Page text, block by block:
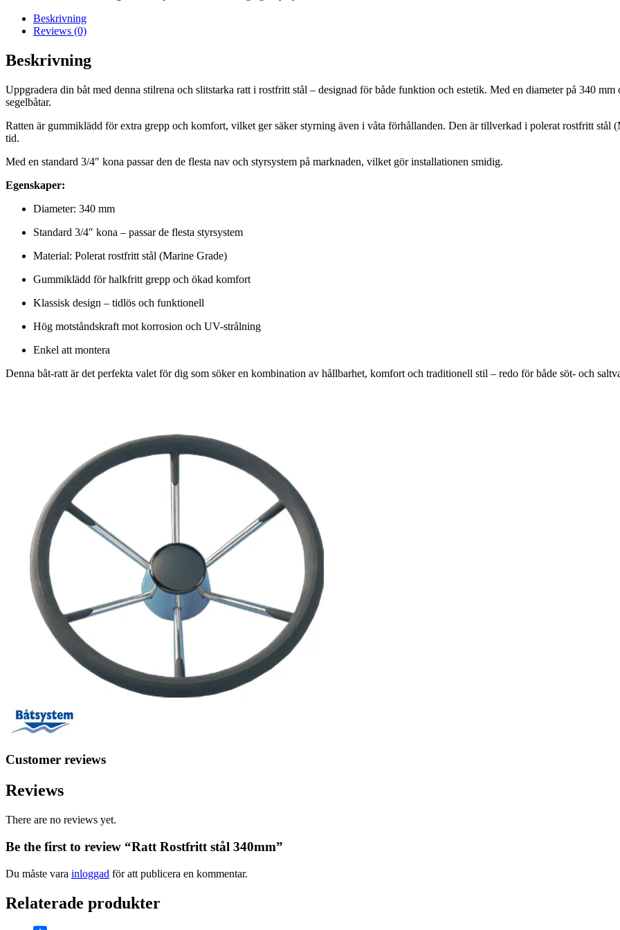
Beskrivning
Reviews (0)
Beskrivning
Uppgradera din båt med denna stilrena och slitstarka ratt i rostfritt stål – designad för både funktion och estetik. Med en diameter på 340
segelbåtar.
Ratten är gummiklädd för extra grepp och komfort, vilket ger säker styrning även i våta förhållanden. Den är tillverkad i polerat rostfritt stål
tid.
Med en standard 3/4″ kona passar den de flesta nav och styrsystem på marknaden, vilket gör installationen smidig.
Egenskaper:
Diameter: 340 mm
Standard 3/4″ kona – passar de flesta styrsystem
Material: Polerat rostfritt stål (Marine Grade)
Gummiklädd för halkfritt grepp och ökad komfort
Klassisk design – tidlös och funktionell
Hög motståndskraft mot korrosion och UV-strålning
Enkel att montera
Denna båt-ratt är det perfekta valet för dig som söker en kombination av hållbarhet, komfort och traditionell stil – redo för både söt- och
Customer reviews
Reviews
There are no reviews yet.
Be the first to review “Ratt Rostfritt stål 340mm”
Du måste vara inloggad för att publicera en kommentar.
Relaterade produkter